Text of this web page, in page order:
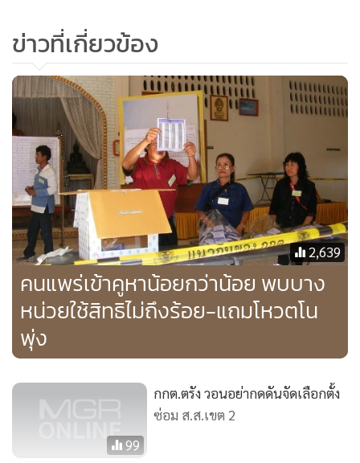
ข่าวที่เกี่ยวข้อง
2,639
คนแพร่เข้าคูหาน้อยกว่าน้อย พบบาง
หน่วยใช้สิทธิไม่ถึงร้อย-แถมโหวตโน
พุ่ง
99
กกต.ตรัง วอนอย่ากดดันจัดเลือกตั้ง
ซ่อม ส.ส.เขต 2